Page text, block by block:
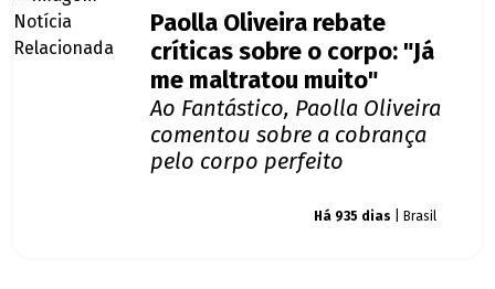
Paolla Oliveira rebate
críticas sobre o corpo: "Já
me maltratou muito"
Ao Fantástico, Paolla Oliveira
comentou sobre a cobrança
pelo corpo perfeito
Há 935 dias | Brasil